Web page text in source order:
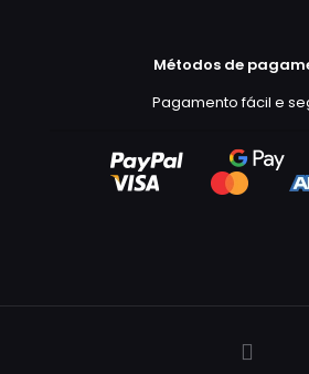
Métodos de
Pagamento fácil e